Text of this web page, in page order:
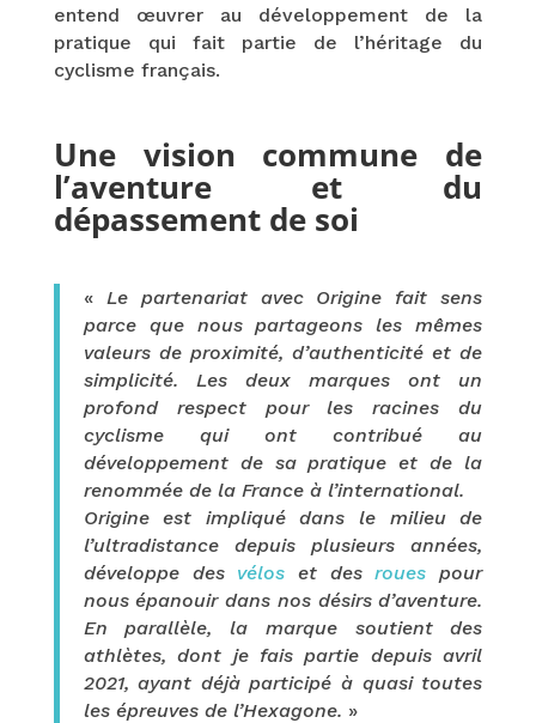
entend œuvrer au développement de la
pratique qui fait partie de l’héritage du
cyclisme français.
Une vision commune de
l’aventure et du
dépassement de soi
« Le partenariat avec Origine fait sens
parce que nous partageons les mêmes
valeurs de proximité, d’authenticité et de
simplicité. Les deux marques ont un
profond respect pour les racines du
cyclisme qui ont contribué au
développement de sa pratique et de la
renommée de la France à l’international.
Origine est impliqué dans le milieu de
l’ultradistance depuis plusieurs années,
développe des vélos et desroues pour
nous épanouir dans nos désirs d’aventure.
En parallèle, la marque soutient des
athlètes, dont je fais partie depuis avril
2021, ayant déjà participé à quasi toutes
les épreuves de l’Hexagone. »